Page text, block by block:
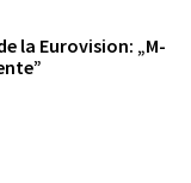
la Eurovision: „M-